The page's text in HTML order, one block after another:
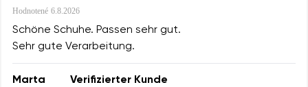
Hodnotené 6.8.2026
Schöne Schuhe. Passen sehr gut.
Sehr gute Verarbeitung.
Marta Verifizierter Kunde